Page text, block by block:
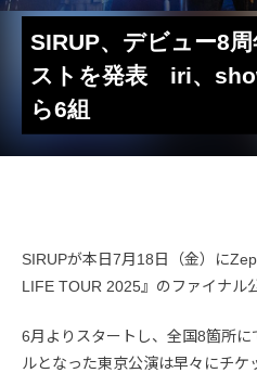
SIRUP、デビュー8
ストを発表 iri、
ら6組
SIRUPが本日7月18日（金）に
LIFE TOUR 2025』のファイナル
6月よりスタートし、全国8箇所
ルとなった東京公演は早々にチケ